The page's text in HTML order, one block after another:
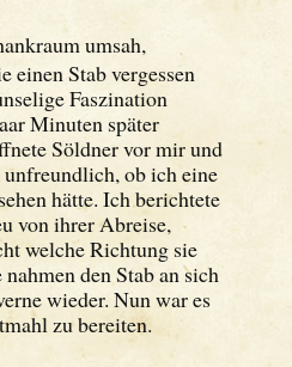
umsah,
einen Stab vergessen
Faszination
Minuten später
Söldner vor mir und
ob ich eine
hätte. Ich berichtete
von ihrer Abreise,
welche Richtung sie
den Stab an sich
wieder. Nun war es
zu bereiten.